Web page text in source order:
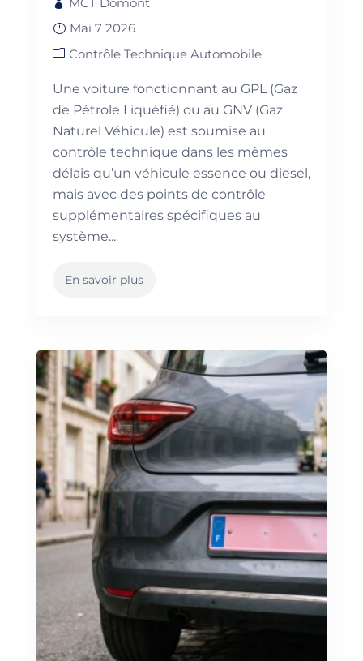
Mai 7 2026
Contrôle Technique Automobile
Une voiture fonctionnant au GPL (Gaz
de Pétrole Liquéfié) ou au GNV (Gaz
Naturel Véhicule) est soumise au
contrôle technique dans les mêmes
délais qu’un véhicule essence ou diesel,
mais avec des points de contrôle
supplémentaires spécifiques au
système...
En savoir plus